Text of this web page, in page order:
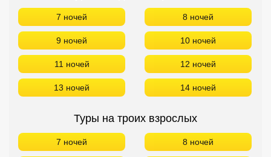
7 ночей 8 ночей
9 ночей 10 ночей
11 ночей 12 ночей
13 ночей 14 ночей
Туры на троих взрослых
7 ночей 8 ночей